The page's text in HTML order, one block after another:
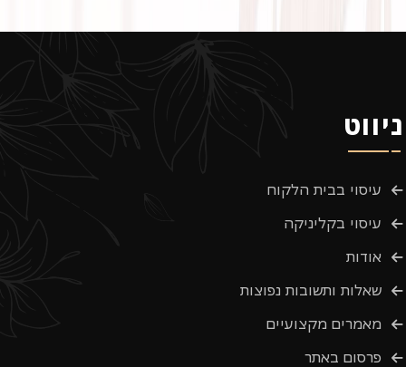
ניווט
עיסוי בבית הלקוח
עיסוי בקליניקה
אודות
שאלות ותשובות נפוצות
מאמרים מקצועיים
פרסום באתר